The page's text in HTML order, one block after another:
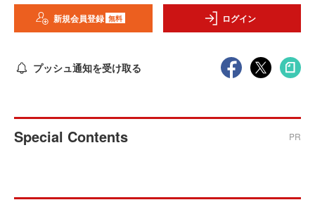
新規会員登録 無料 ログイン
プッシュ通知を受け取る
Special Contents PR